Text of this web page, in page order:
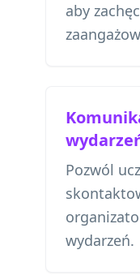
aby
Pozwól
wydarzeń.